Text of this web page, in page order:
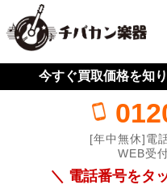
今すぐ買取価格を知
[年中無休]電
WEB受
＼ 電話番号をタ